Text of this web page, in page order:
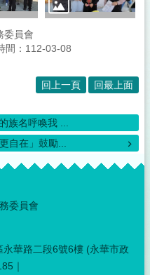
委員會
間：112-03-08
回上一頁 回最上面
族名呼喚我 ...
自在」鼓勵...
委員會
華路二段6號6樓 (永華市政
｜